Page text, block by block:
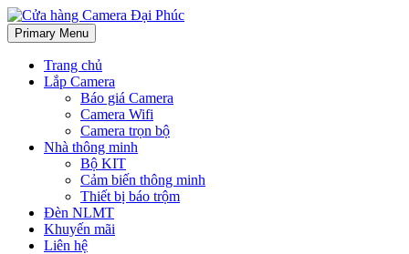
Cửa hàng Camera Đại Phúc
Chuyên lắp đặt Camera quan sát tại Bến Tre, Tiền Giang, Trà Vinh –
Lắp đặt hệ thống Đèn năng lượng mặt trời
Primary Menu
Trang chủ
Lắp Camera
Báo giá Camera
Camera Wifi
Camera trọn bộ
Nhà thông minh
Bộ KIT
Cảm biến thông minh
Thiết bị báo trộm
Đèn NLMT
Khuyến mãi
Liên hệ